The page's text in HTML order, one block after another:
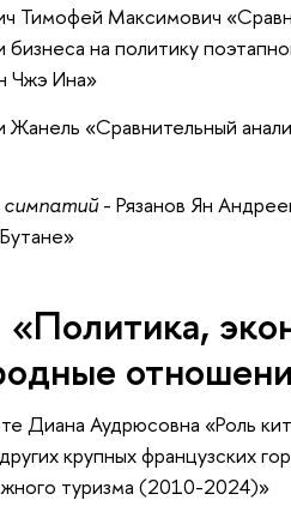
Тимофей Максимович
на политику
Чжэ Ина»
Жанель «Сравнительный
симпатий - Рязанов Ян
Диана Аудрюсовна «Роль
крупных французских
туризма (2010-2024)»